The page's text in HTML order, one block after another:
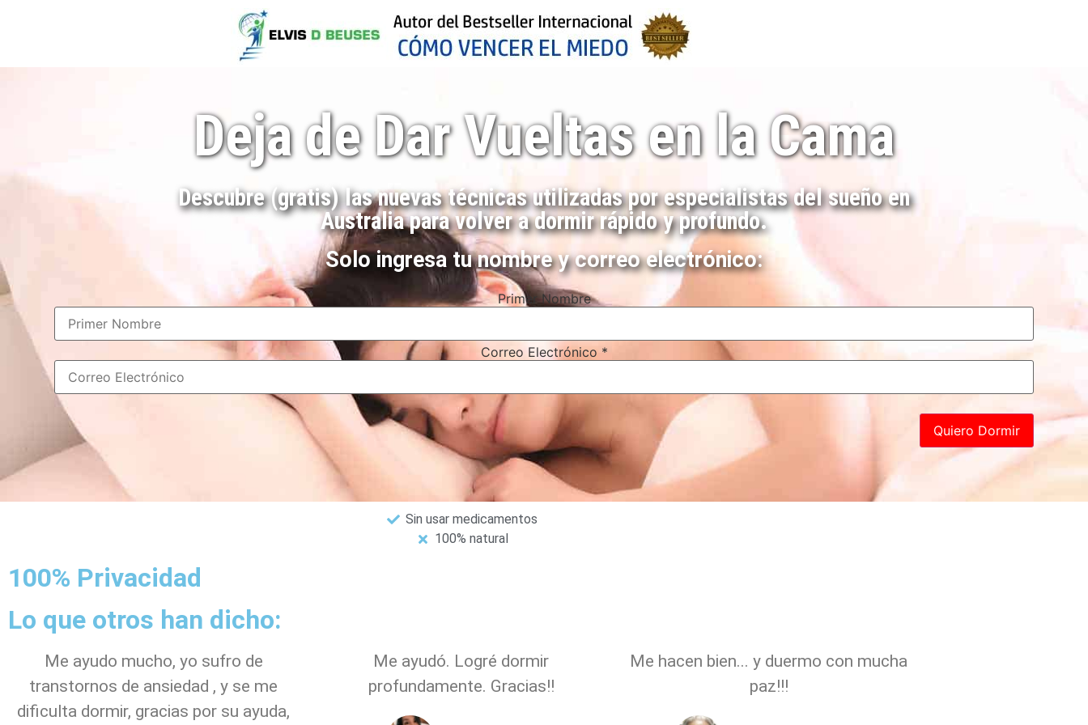
Deja de Dar Vueltas en la Cama
Descubre (gratis) las nuevas técnicas utilizadas por especialistas del sueño en
Australia para volver a dormir rápido y profundo.
Solo ingresa tu nombre y correo electrónico:
Primer Nombre
Correo Electrónico *
Sin usar medicamentos
100% natural
100% Privacidad
Lo que otros han dicho:
Me ayudo mucho, yo sufro de
transtornos de ansiedad , y se me
dificulta dormir, gracias por su ayuda,
Me ayudó. Logré dormir
profundamente. Gracias!!
Me hacen bien... y duermo con mucha
paz!!!